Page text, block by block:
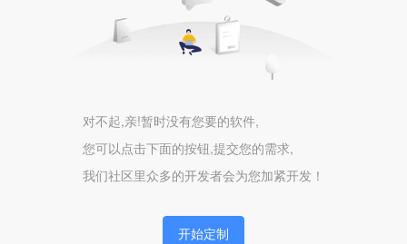
对不起,亲!暂时没有您要的软件,
您可以点击下面的按钮,提交您的需求,
我们社区里众多的开发者会为您加紧开发！
开始定制